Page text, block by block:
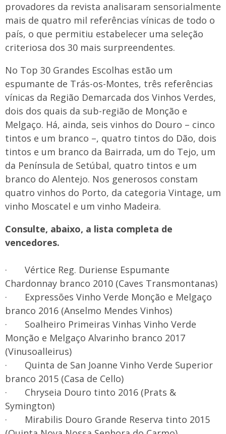
provadores da revista analisaram sensorialmente
mais de quatro mil referências vínicas de todo o
país, o que permitiu estabelecer uma seleção
criteriosa dos 30 mais surpreendentes.
No Top 30 Grandes Escolhas estão um
espumante de Trás-os-Montes, três referências
vínicas da Região Demarcada dos Vinhos Verdes,
dois dos quais da sub-região de Monção e
Melgaço. Há, ainda, seis vinhos do Douro – cinco
tintos e um branco –, quatro tintos do Dão, dois
tintos e um branco da Bairrada, um do Tejo, um
da Península de Setúbal, quatro tintos e um
branco do Alentejo. Nos generosos constam
quatro vinhos do Porto, da categoria Vintage, um
vinho Moscatel e um vinho Madeira.
Consulte, abaixo, a lista completa de
vencedores.
· Vértice Reg. Duriense Espumante
Chardonnay branco 2010 (Caves Transmontanas)
· Expressões Vinho Verde Monção e Melgaço
branco 2016 (Anselmo Mendes Vinhos)
· Soalheiro Primeiras Vinhas Vinho Verde
Monção e Melgaço Alvarinho branco 2017
(Vinusoalleirus)
· Quinta de San Joanne Vinho Verde Superior
branco 2015 (Casa de Cello)
· Chryseia Douro tinto 2016 (Prats &
Symington)
· Mirabilis Douro Grande Reserva tinto 2015